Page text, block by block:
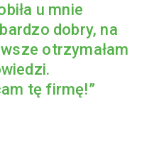
u mnie
dobry, na
otrzymałam
tę firmę!”